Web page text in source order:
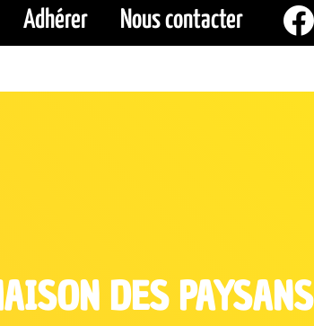
Adhérer Nous contacter
DES PAYSANS